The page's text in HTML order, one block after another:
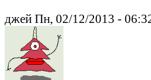
джей Пн, 02/12/2013 -